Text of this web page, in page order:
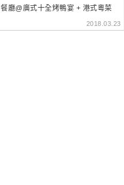
餐廳@廣式十全烤鴨宴 + 港式粵菜
2018.03.23